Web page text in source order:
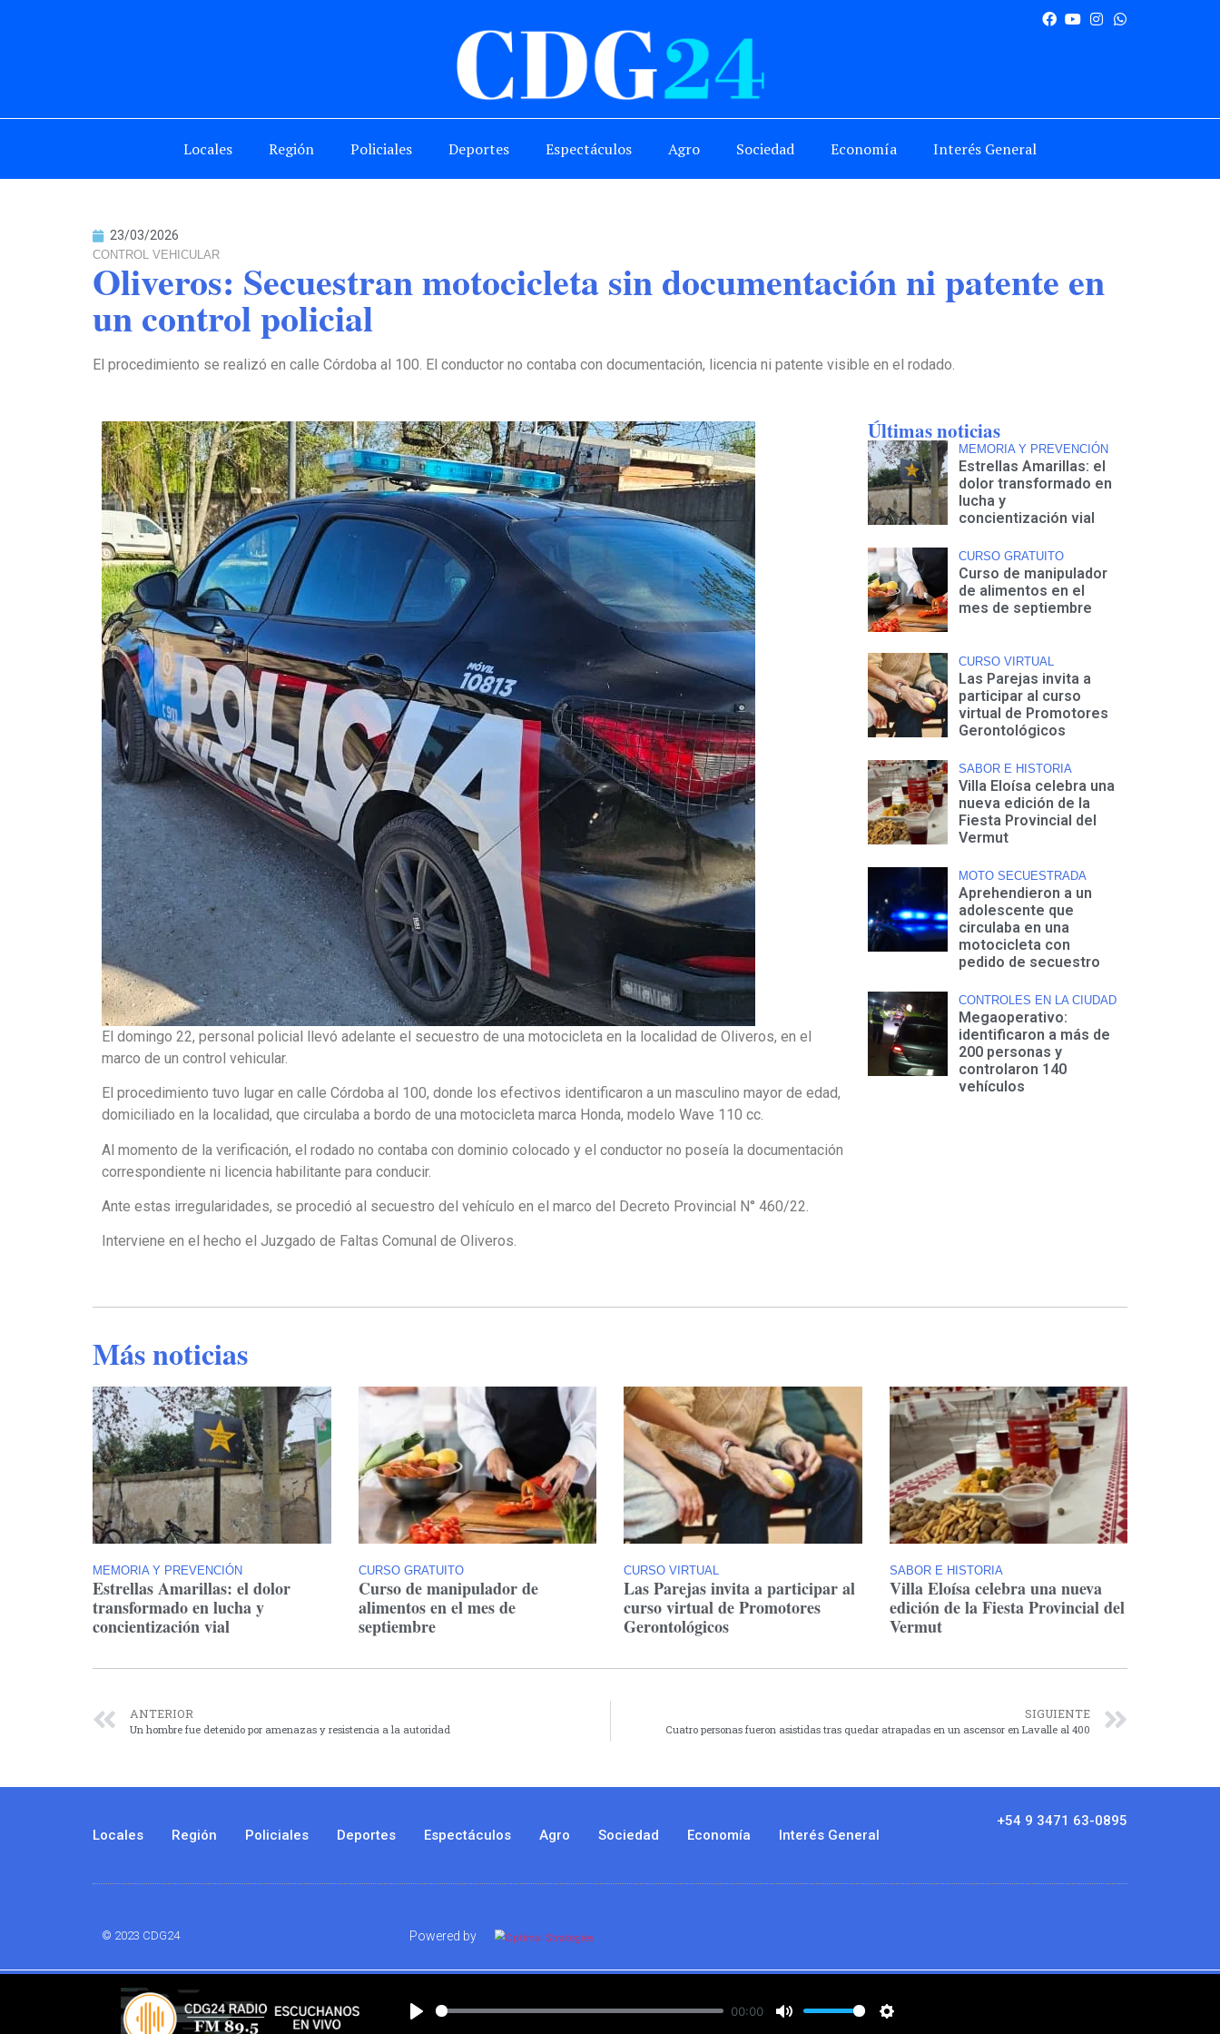
Locales Región Policiales Deportes Espectáculos Agro Sociedad Economía Interés General
23/03/2026
CONTROL VEHICULAR
Oliveros: Secuestran motocicleta sin documentación ni patente en
un control policial
El procedimiento se realizó en calle Córdoba al 100. El conductor no contaba con documentación, licencia ni patente visible en el rodado.
El domingo 22, personal policial llevó adelante el secuestro de una motocicleta en la localidad de Oliveros, en el
marco de un control vehicular.
El procedimiento tuvo lugar en calle Córdoba al 100, donde los efectivos identificaron a un masculino mayor de edad,
domiciliado en la localidad, que circulaba a bordo de una motocicleta marca Honda, modelo Wave 110 cc.
Al momento de la verificación, el rodado no contaba con dominio colocado y el conductor no poseía la documentación
correspondiente ni licencia habilitante para conducir.
Ante estas irregularidades, se procedió al secuestro del vehículo en el marco del Decreto Provincial N° 460/22.
Interviene en el hecho el Juzgado de Faltas Comunal de Oliveros.
Últimas noticias
MEMORIA Y PREVENCIÓN
Estrellas Amarillas: el
dolor transformado en
lucha y
concientización vial
CURSO GRATUITO
Curso de manipulador
de alimentos en el
mes de septiembre
CURSO VIRTUAL
Las Parejas invita a
participar al curso
virtual de Promotores
Gerontológicos
SABOR E HISTORIA
Villa Eloísa celebra una
nueva edición de la
Fiesta Provincial del
Vermut
MOTO SECUESTRADA
Aprehendieron a un
adolescente que
circulaba en una
motocicleta con
pedido de secuestro
CONTROLES EN LA CIUDAD
Megaoperativo:
identificaron a más de
200 personas y
controlaron 140
vehículos
Más noticias
MEMORIA Y PREVENCIÓN
Estrellas Amarillas: el dolor
transformado en lucha y
concientización vial
CURSO GRATUITO
Curso de manipulador de
alimentos en el mes de
septiembre
CURSO VIRTUAL
Las Parejas invita a participar al
curso virtual de Promotores
Gerontológicos
SABOR E HISTORIA
Villa Eloísa celebra una nueva
edición de la Fiesta Provincial del
Vermut
ANTERIOR
Un hombre fue detenido por amenazas y resistencia a la autoridad
SIGUIENTE
Cuatro personas fueron asistidas tras quedar atrapadas en un ascensor en Lavalle al 400
Locales Región Policiales Deportes Espectáculos Agro Sociedad Economía Interés General
+54 9 3471 63-0895
© 2023 CDG24 Powered by
00:00